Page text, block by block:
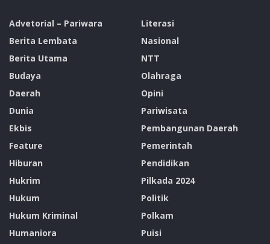
Advetorial – Pariwara
Berita Lembata
Berita Utama
Budaya
Daerah
Dunia
Ekbis
Feature
Hiburan
Hukrim
Hukum
Hukum Kriminal
Humaniora
Literasi
Nasional
NTT
Olahraga
Opini
Pariwisata
Pembangunan Daerah
Pemerintah
Pendidikan
Pilkada 2024
Politik
Polkam
Puisi